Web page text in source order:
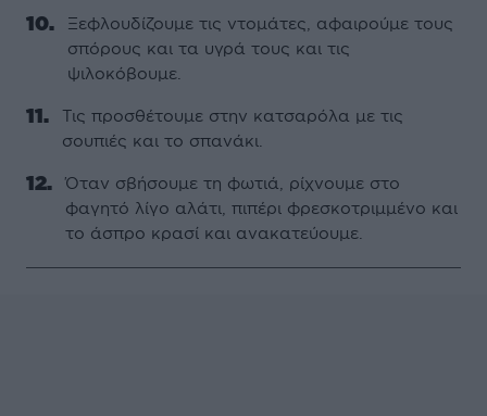
Ξεφλουδίζουµε τις ντοµάτες, αφαιρούµε τους
σπόρους και τα υγρά τους και τις
ψιλοκόβουµε.
Τις προσθέτουµε στην κατσαρόλα µε τις
σουπιές και το σπανάκι.
Όταν σβήσουµε τη φωτιά, ρίχνουµε στο
φαγητό λίγο αλάτι, πιπέρι φρεσκοτριµµένο και
το άσπρο κρασί και ανακατεύουµε.